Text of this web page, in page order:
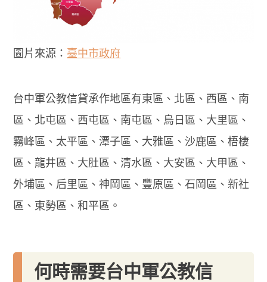
圖片來源： 臺中市政府
台中軍公教信貸承作地區有東區、北區、西區、南
區、北屯區、西屯區、南屯區、烏日區、大里區、
霧峰區、太平區、潭子區、大雅區、沙鹿區、梧棲
區、龍井區、大肚區、清水區、大安區、大甲區、
外埔區、后里區、神岡區、豐原區、石岡區、新社
區、東勢區、和平區。
何時需要台中軍公教信